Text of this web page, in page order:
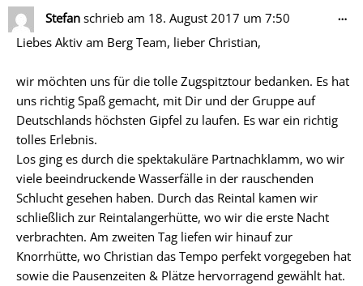
Stefan schrieb am 18. August 2017 um 7:50
Liebes Aktiv am Berg Team, lieber Christian,
wir möchten uns für die tolle Zugspitztour bedanken. Es hat
uns richtig Spaß gemacht, mit Dir und der Gruppe auf
Deutschlands höchsten Gipfel zu laufen. Es war ein richtig
tolles Erlebnis.
Los ging es durch die spektakuläre Partnachklamm, wo wir
viele beeindruckende Wasserfälle in der rauschenden
Schlucht gesehen haben. Durch das Reintal kamen wir
schließlich zur Reintalangerhütte, wo wir die erste Nacht
verbrachten. Am zweiten Tag liefen wir hinauf zur
Knorrhütte, wo Christian das Tempo perfekt vorgegeben hat
sowie die Pausenzeiten & Plätze hervorragend gewählt hat.
…